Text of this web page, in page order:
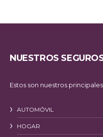
NUESTROS
Estos son nuestros
AUTOMÓVIL
HOGAR